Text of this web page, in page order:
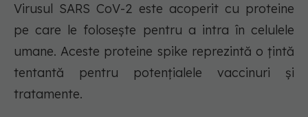
Virusul SARS CoV-2 este acoperit cu proteine
pe care le folosește pentru a intra în celulele
umane. Aceste proteine spike reprezintă o țintă
tentantă pentru potențialele vaccinuri și
tratamente.